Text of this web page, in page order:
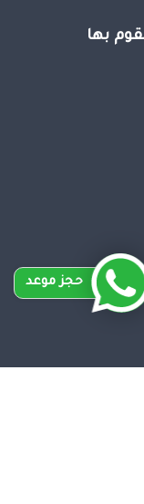
بها
حجز موعد